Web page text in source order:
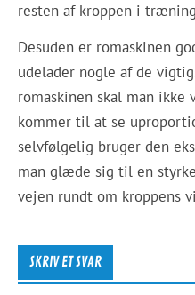
resten af kroppen i
Desuden er romaskinen
udelader nogle af de
romaskinen skal man ikke
kommer til at se
selvfølgelig bruger den
man glæde sig til en
vejen rundt om kroppens
SKRIV ET SVAR